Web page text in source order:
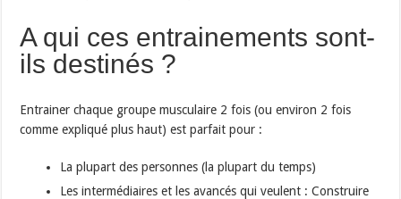
A qui ces entrainements sont-
ils destinés ?
Entrainer chaque groupe musculaire 2 fois (ou environ 2 fois
comme expliqué plus haut) est parfait pour :
La plupart des personnes (la plupart du temps)
Les intermédiaires et les avancés qui veulent : Construire